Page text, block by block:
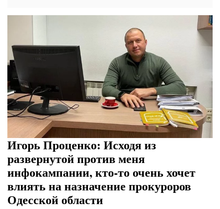
Игорь Проценко: Исходя из
развернутой против меня
инфокампании, кто-то очень хочет
влиять на назначение прокуроров
Одесской области